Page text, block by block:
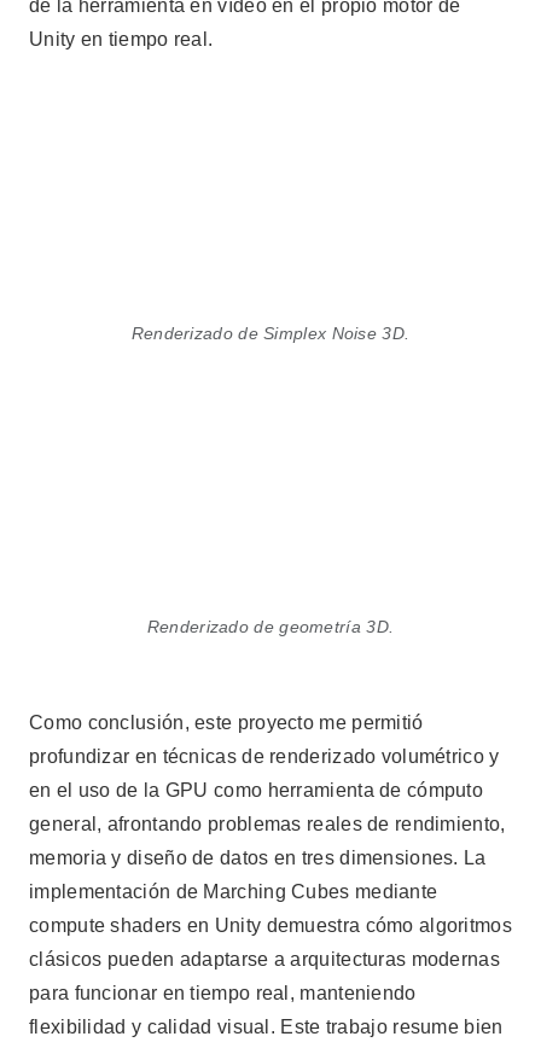
de la herramienta en vídeo en el propio motor de
Unity en tiempo real.
Renderizado de Simplex Noise 3D.
Renderizado de geometría 3D.
Como conclusión, este proyecto me permitió
profundizar en técnicas de renderizado volumétrico y
en el uso de la GPU como herramienta de cómputo
general, afrontando problemas reales de rendimiento,
memoria y diseño de datos en tres dimensiones. La
implementación de Marching Cubes mediante
compute shaders en Unity demuestra cómo algoritmos
clásicos pueden adaptarse a arquitecturas modernas
para funcionar en tiempo real, manteniendo
flexibilidad y calidad visual. Este trabajo resume bien